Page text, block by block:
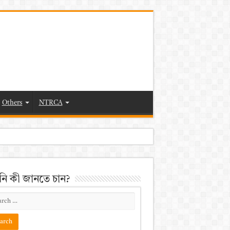
Others NTRCA
কী জানতে চান?